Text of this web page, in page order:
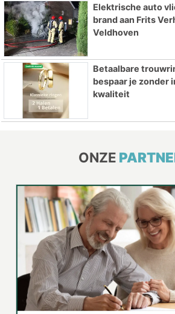
Elektrische auto
brand aan Frits
Veldhoven
Betaalbare
bespaar je zonder
kwaliteit
ONZE